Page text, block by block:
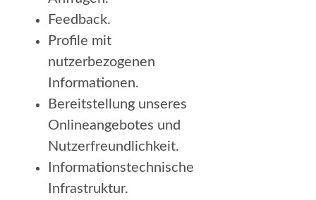
Feedback.
Profile mit
nutzerbezogenen
Informationen.
Bereitstellung unseres
Onlineangebotes und
Nutzerfreundlichkeit.
Informationstechnische
Infrastruktur.